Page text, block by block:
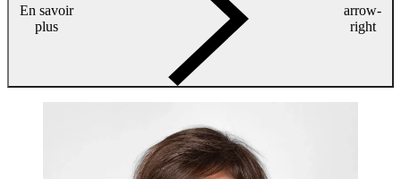
En savoir
plus
arrow-
right